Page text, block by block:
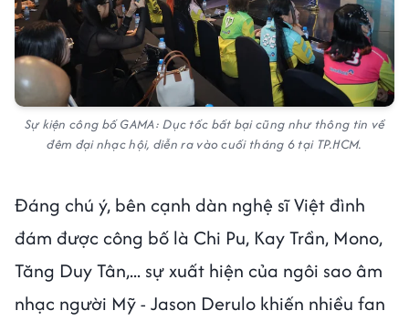
Sự kiện công bố GAMA: Dục tốc bất bại cũng như thông tin về
đêm đại nhạc hội, diễn ra vào cuối tháng 6 tại TP.HCM.
Đáng chú ý, bên cạnh dàn nghệ sĩ Việt đình
đám được công bố là Chi Pu, Kay Trần, Mono,
Tăng Duy Tân,... sự xuất hiện của ngôi sao âm
nhạc người Mỹ - Jason Derulo khiến nhiều fan